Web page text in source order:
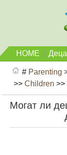
HOME
# Parenting
>>Children >>
Могат ли